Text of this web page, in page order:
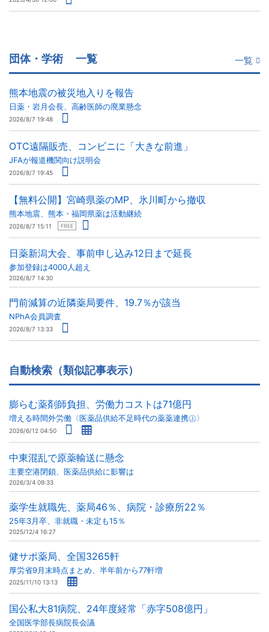
団体・学術 一覧 一覧
熊本地震の被災地入りを報告
日薬・岩月会長、高齢医師の廃業懸念
2026/8/7 19:48
OTC遠隔販売、コンビニに「大きな前進」
JFAが報道機関向け説明会
2026/8/7 19:45
【無料公開】宮崎県薬のMP、氷川町から撤収
熊本地震、熊本・福岡県薬は活動継続
2026/8/7 15:11 FREE
日薬新潟大会、事前申し込み12日まで延長
参加登録は4000人超え
2026/8/7 14:30
門前減算の近隣薬局要件、19.7％が該当
NPhA会員調査
2026/8/7 13:33
自動検索（類似記事表示）
膨らむ薬剤師負担、労働力コストは71億円
増える時間外労働〈医薬品供給不足時代の薬薬連携㊤〉
2026/6/12 04:50
中東混乱で原薬輸送に懸念
主要空港閉鎖、医薬品供給に影響は
2026/3/4 09:33
薬学生就職先、薬局46％、病院・診療所22％
25年3月卒、非就職・未定も15％
2025/12/4 16:27
健サポ薬局、全国3265軒
厚労省9月末時点まとめ、半年前から77軒増
2025/11/10 13:13
国公私大81病院、24年度経常「赤字508億円」
全国医学部長病院長会議